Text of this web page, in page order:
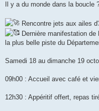
l
Il y a du monde dans la boucle
Rencontre jets aux ailes
Dernière manifestation
la plus belle piste du
Samedi 18 au dimanche 19
09h00 : Accueil avec café et
12h30 : Appéritif offert, repas